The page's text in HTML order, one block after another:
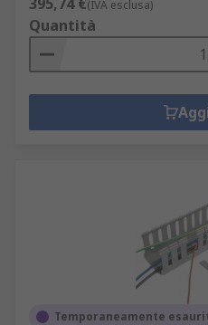
(IVA esclusa)
Quantità
Temporaneamente